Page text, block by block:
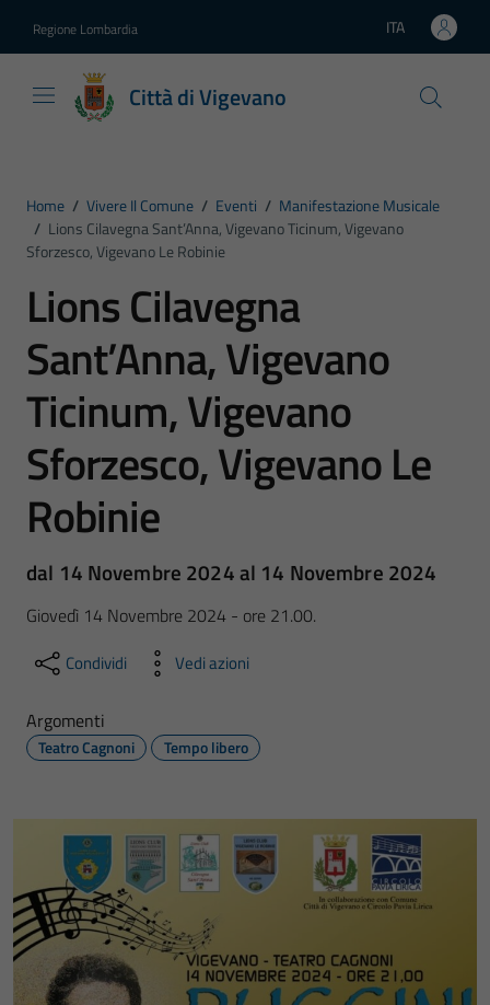
Regione Lombardia Lingua attiva:
ITA
Città di Vigevano
Home / Vivere Il Comune / Eventi / Manifestazione Musicale
/ Lions Cilavegna Sant’Anna, Vigevano Ticinum, Vigevano
Sforzesco, Vigevano Le Robinie
Lions Cilavegna
Sant’Anna, Vigevano
Ticinum, Vigevano
Sforzesco, Vigevano Le
Robinie
dal 14 Novembre 2024 al 14 Novembre 2024
Giovedì 14 Novembre 2024 - ore 21.00.
Condividi Vedi azioni
Argomenti
Teatro Cagnoni Tempo libero